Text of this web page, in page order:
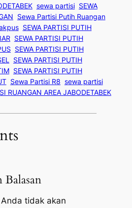
sewa partisi SEWA
Sewa Partisi Putih Ruangan
SEWA PARTISI PUTIH
SEWA PARTISI PUTIH
SEWA PARTISI PUTIH
SEWA PARTISI PUTIH
SEWA PARTISI PUTIH
Sewa Partisi R8 sewa partisi
RUANGAN AREA JABODETABEK
tidak akan